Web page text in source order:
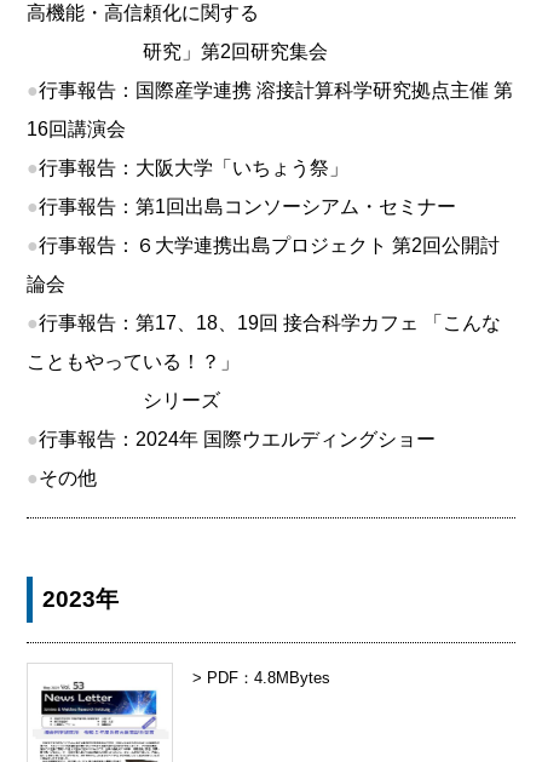
高機能・高信頼化に関する
研究」第2回研究集会
●行事報告：国際産学連携 溶接計算科学研究拠点主催 第
16回講演会
●行事報告：大阪大学「いちょう祭」
●行事報告：第1回出島コンソーシアム・セミナー
●行事報告：６大学連携出島プロジェクト 第2回公開討
論会
●行事報告：第17、18、19回 接合科学カフェ 「こんな
こともやっている！？」
シリーズ
●行事報告：2024年 国際ウエルディングショー
●その他
2023年
> PDF：4.8MBytes